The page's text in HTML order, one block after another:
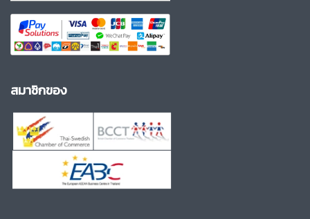
สมาชิกของ